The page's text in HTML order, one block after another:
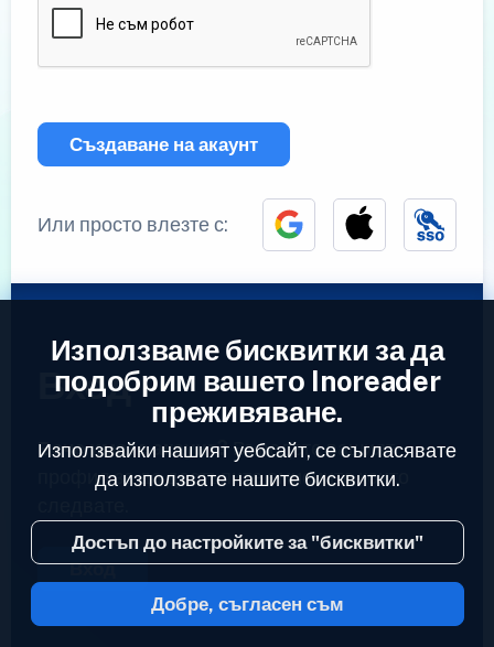
Създаване на акаунт
Или просто влезте с:
Вход
Вече имате акаунт?Въведете вашият
профил за да достъпите емисиите които
Вход
2023 © Inoreader
Използваме бисквитки за да
подобрим вашето Inoreader
преживяване.
Използвайки нашият уебсайт, се съгласявате
да използвате нашите бисквитки.
Достъп до настройките за "бисквитки"
Добре, съгласен съм